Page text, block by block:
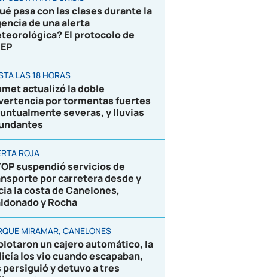
pasa con las clases durante la
de una alerta
El protocolo de
LAS 18 HORAS
actualizó la doble
por tormentas fuertes
severas, y lluvias
ROJA
suspendió servicios de
por carretera desde y
la costa de Canelones,
y Rocha
MIRAMAR, CANELONES
un cajero automático, la
los vio cuando escapaban,
persiguió y detuvo a tres